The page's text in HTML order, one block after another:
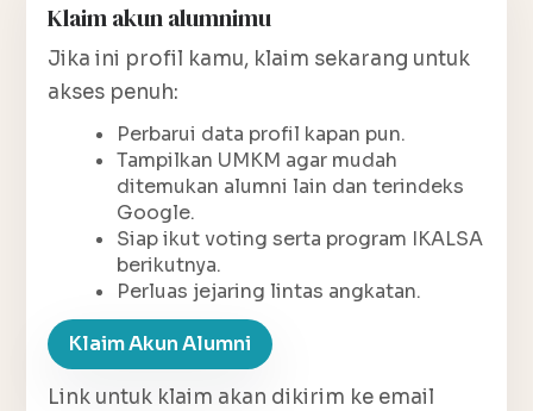
Klaim akun alumnimu
Jika ini profil kamu, klaim sekarang untuk
akses penuh:
Perbarui data profil kapan pun.
Tampilkan UMKM agar mudah
ditemukan alumni lain dan terindeks
Google.
Siap ikut voting serta program IKALSA
berikutnya.
Perluas jejaring lintas angkatan.
Klaim Akun Alumni
Link untuk klaim akan dikirim ke email